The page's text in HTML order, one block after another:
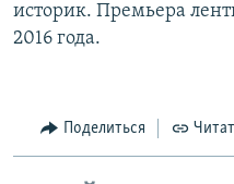
историк. Премьера
2016 года.
Поделиться